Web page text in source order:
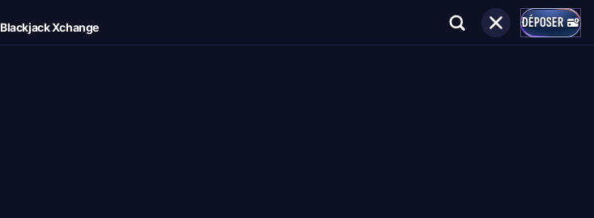
Blackjack Xchange DÉPOSER